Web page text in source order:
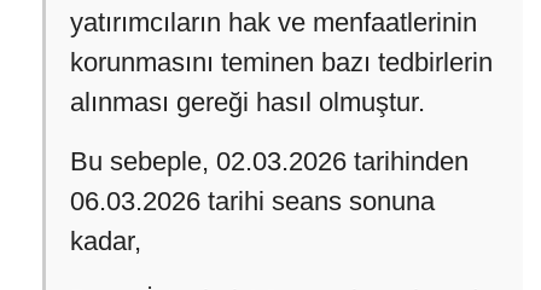
yatırımcıların hak ve menfaatlerinin
korunmasını teminen bazı tedbirlerin
alınması gereği hasıl olmuştur.
Bu sebeple, 02.03.2026 tarihinden
06.03.2026 tarihi seans sonuna
kadar,